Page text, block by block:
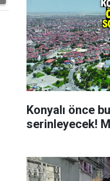
Konyalı önce
serinleyecek!